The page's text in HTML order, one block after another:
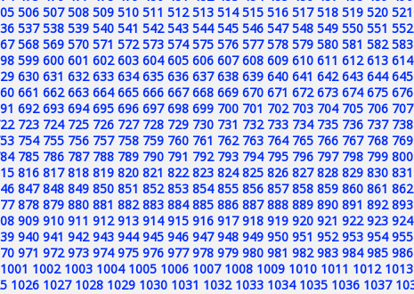
506 507 508 509 510 511 512 513 514 515 516 517 518 519 520 521
537 538 539 540 541 542 543 544 545 546 547 548 549 550 551 552
568 569 570 571 572 573 574 575 576 577 578 579 580 581 582 583
599 600 601 602 603 604 605 606 607 608 609 610 611 612 613 614
630 631 632 633 634 635 636 637 638 639 640 641 642 643 644 645
661 662 663 664 665 666 667 668 669 670 671 672 673 674 675 676
692 693 694 695 696 697 698 699 700 701 702 703 704 705 706 707
723 724 725 726 727 728 729 730 731 732 733 734 735 736 737 738
754 755 756 757 758 759 760 761 762 763 764 765 766 767 768 769
785 786 787 788 789 790 791 792 793 794 795 796 797 798 799 800
816 817 818 819 820 821 822 823 824 825 826 827 828 829 830 831
847 848 849 850 851 852 853 854 855 856 857 858 859 860 861 862
878 879 880 881 882 883 884 885 886 887 888 889 890 891 892 893
909 910 911 912 913 914 915 916 917 918 919 920 921 922 923 924
940 941 942 943 944 945 946 947 948 949 950 951 952 953 954 955
971 972 973 974 975 976 977 978 979 980 981 982 983 984 985 986
1001 1002 1003 1004 1005 1006 1007 1008 1009 1010 1011 1012 1013
1026 1027 1028 1029 1030 1031 1032 1033 1034 1035 1036 1037